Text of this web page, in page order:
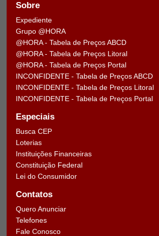
Sobre
Expediente
Grupo @HORA
@HORA - Tabela de Preços ABCD
@HORA - Tabela de Preços Litoral
@HORA - Tabela de Preços Portal
INCONFIDENTE - Tabela de Preços ABCD
INCONFIDENTE - Tabela de Preços Litoral
INCONFIDENTE - Tabela de Preços Portal
Especiais
Busca CEP
Loterias
Instituições Financeiras
Constituição Federal
Lei do Consumidor
Contatos
Quero Anunciar
Telefones
Fale Conosco